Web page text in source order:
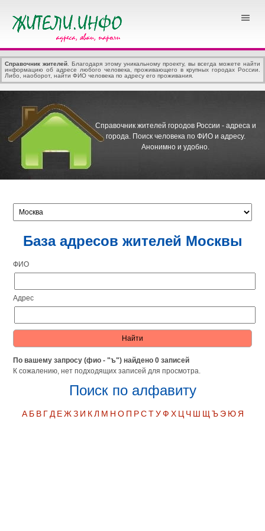
Справочник жителей . Благодаря этому уникальному проекту, вы всегда можете найти
информацию об адресе любого человека, проживающего в крупных городах России.
Либо, наоборот, найти ФИО человека по адресу его проживания.
Справочник жителей городов России - адреса и
города. Поиск человека по ФИО и адресу.
Анонимно и удобно.
База адресов жителей Москвы
ФИО
Адрес
По вашему запросу (фио - "ъ") найдено 0 записей
К сожалению, нет подходящих записей для просмотра.
Поиск по алфавиту
А Б В Г Д Е Ж З И К Л М Н О П Р С Т У Ф Х Ц Ч Ш Щ Ъ Э Ю Я